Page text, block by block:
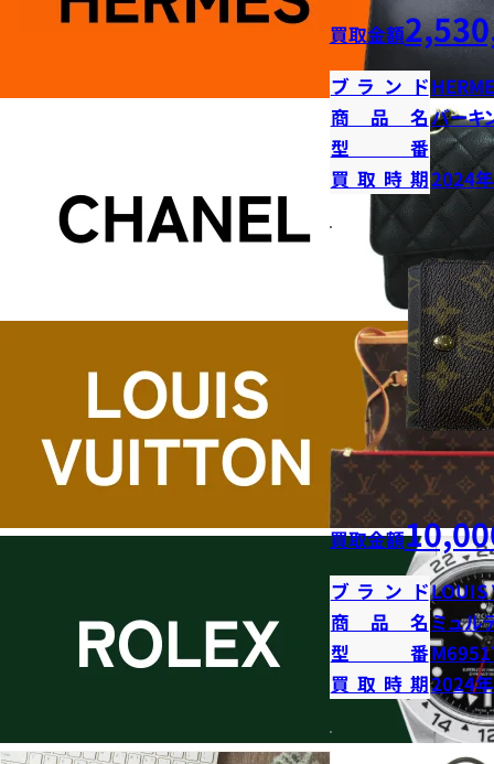
買取金額
ブランド
商品名バーキ
型番
買取時期2024
買取金額
ブランドLOUIS
商品名 ミュル
型番
買取時期2024